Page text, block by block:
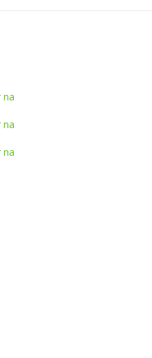
na
na
na